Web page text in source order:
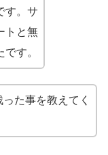
す。サ
トと無
す。
た事を教えてく